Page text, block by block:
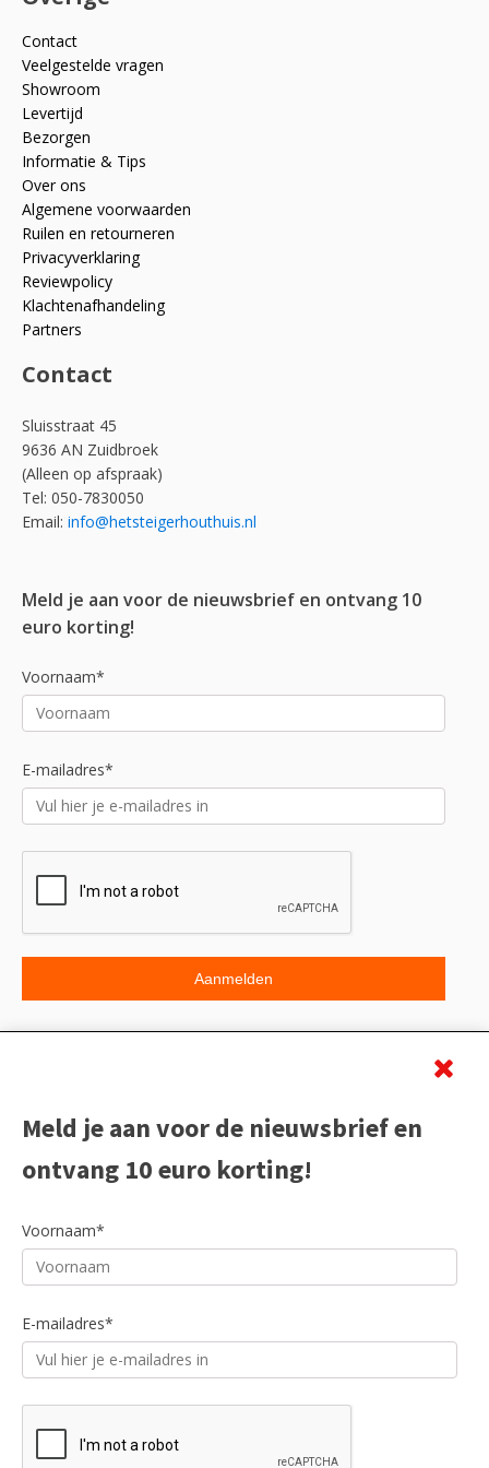
Contact
Veelgestelde vragen
Showroom
Levertijd
Bezorgen
Informatie & Tips
Over ons
Algemene voorwaarden
Ruilen en retourneren
Privacyverklaring
Reviewpolicy
Klachtenafhandeling
Partners
Contact
Sluisstraat 45
9636 AN Zuidbroek
(Alleen op afspraak)
Tel: 050-7830050
Email: info@hetsteigerhouthuis.nl
Meld je aan voor de nieuwsbrief en ontvang 10
euro korting!
Voornaam*
E-mailadres*
Meld je aan voor de nieuwsbrief en
ontvang 10 euro korting!
Voornaam*
E-mailadres*